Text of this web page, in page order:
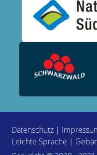
Datenschutz |
Leichte Sprache |